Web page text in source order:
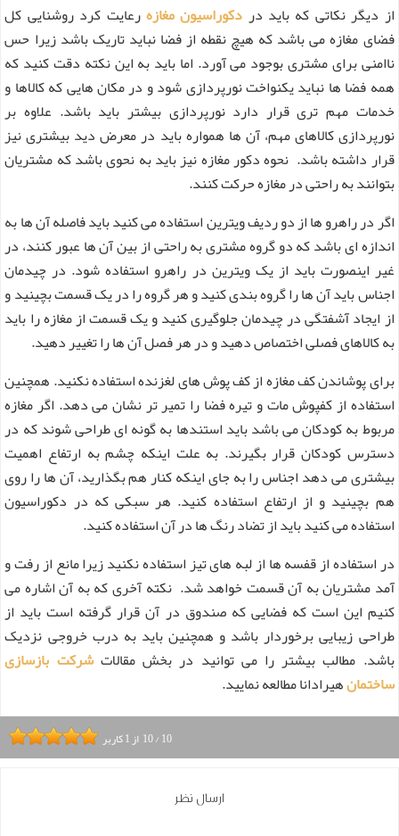
از دیگر نکاتی که باید در دکوراسیون مغازهرعایت کرد روشنایی کل
فضای مغازه می باشد که هیچ نقطه از فضا نباید تاریک باشد زیرا حس
ناامنی برای مشتری بوجود می آورد. اما باید به این نکته دقت کنید که
همه فضا ها نباید یکنواخت نورپردازی شود و در مکان هایی که کالاها و
خدمات مهم تری قرار دارد نورپردازی بیشتر باید باشد. علاوه بر
نورپردازی کالاهای مهم، آن ها همواره باید در معرض دید بیشتری نیز
قرار داشته باشد. نحوه دکور مغازه نیز باید به نحوی باشد که مشتریان
بتوانند به راحتی در مغازه حرکت کنند.
اگر در راهرو ها از دو ردیف ویترین استفاده می کنید باید فاصله آن ها به
اندازه ای باشد که دو گروه مشتری به راحتی از بین آن ها عبور کنند، در
غیر اینصورت باید از یک ویترین در راهرو استفاده شود. در چیدمان
اجناس باید آن ها را گروه بندی کنید و هر گروه را در یک قسمت بچینید و
از ایجاد آشفتگی در چیدمان جلوگیری کنید و یک قسمت از مغازه را باید
به کالاهای فصلی اختصاص دهید و در هر فصل آن ها را تغییر دهید.
برای پوشاندن کف مغازه از کف پوش های لغزنده استفاده نکنید. همچنین
استفاده از کفپوش مات و تیره فضا را تمیر تر نشان می دهد. اگر مغازه
مربوط به کودکان می باشد باید استندها به گونه ای طراحی شوند که در
دسترس کودکان قرار بگیرند. به علت اینکه چشم به ارتفاع اهمیت
بیشتری می دهد اجناس را به جای اینکه کنار هم بگذارید، آن ها را روی
هم بچینید و از ارتفاع استفاده کنید. هر سبکی که در دکوراسیون
استفاده می کنید باید از تضاد رنگ ها در آن استفاده کنید.
در استفاده از قفسه ها از لبه های تیز استفاده نکنید زیرا مانع از رفت و
آمد مشتریان به آن قسمت خواهد شد. نکته آخری که به آن اشاره می
کنیم این است که فضایی که صندوق در آن قرار گرفته است باید از
طراحی زیبایی برخوردار باشد و همچنین باید به درب خروجی نزدیک
باشد. مطالب بیشتر را می توانید در بخش مقالاتشرکت بازسازی
ساختمانهیرادانا مطالعه نمایید.
10/10 از1کاربر
ارسال نظر